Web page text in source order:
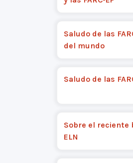
Saludo de las
del mundo
Saludo de las
Sobre el reciente
ELN